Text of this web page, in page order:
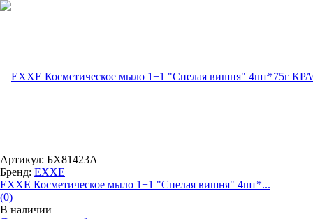
Артикул: БХ81423А
Бренд: EXXE
EXXE Косметическое мыло 1+1 "Спелая вишня" 4шт*...
(0)
В наличии